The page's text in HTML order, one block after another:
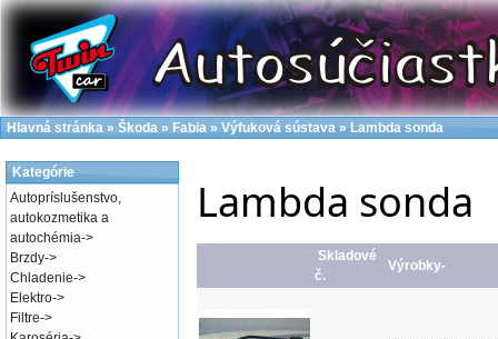
Lambda sonda
Skladové
č.
Výrobky-
Kategórie
Autopríslušenstvo,
autokozmetika a
autochémia->
Brzdy->
Chladenie->
Elektro->
Filtre->
Hlavná stránka » Škoda » Fabia » Výfuková sústava » Lambda sonda